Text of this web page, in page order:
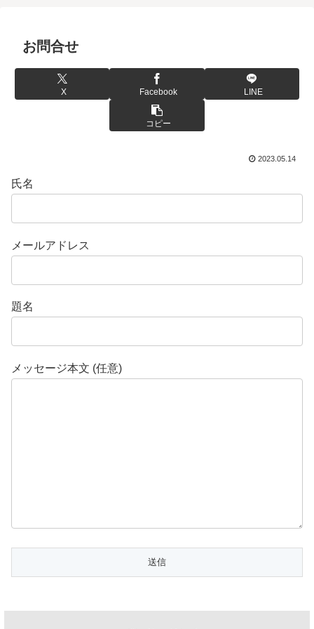
お問合せ
X Facebook LINE
コピー
2023.05.14
氏名
メールアドレス
題名
メッセージ本文 (任意)